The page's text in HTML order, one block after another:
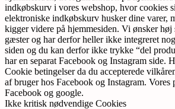
indkøbskurv i vores webshop, hvor cookies
elektroniske indkøbskurv husker dine varer,
kigger videre på hjemmesiden. Vi ønsker høj
gæster og har derfor heller ikke integreret
siden og du kan derfor ikke trykke “del
har en separat Facebook og Instagram side.
Cookie betingelser da du accepterede
af bruger hos Facebook og Instagram.
Facebook og google.
Ikke kritisk nødvendige Cookies